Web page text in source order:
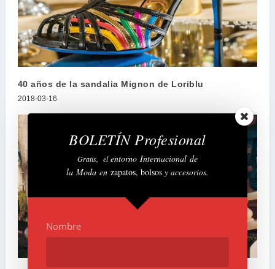
40 años de la sandalia Mignon de Loriblu
2018-03-16
BOLETÍN Profesional
Gratis, elentorno Internacionalde
laModaenzapatos, bolsos y accesorios.
Nombre